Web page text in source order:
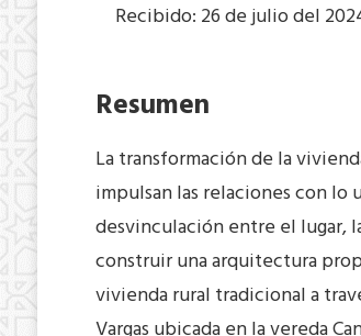
Recibido: 26 de julio del
Resumen
La transformación de la
impulsan las relaciones con lo
desvinculación entre el lugar,
construir una arquitectura
vivienda rural tradicional a
Vargas ubicada en la vereda